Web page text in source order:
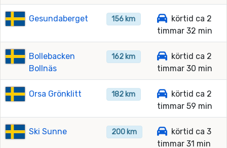
Gesundaberget 156 km
körtid ca 2
timmar 32 min
Bollebacken
Bollnäs
162 km
körtid ca 2
timmar 30 min
Orsa Grönklitt 182 km
körtid ca 2
timmar 59 min
Ski Sunne 200 km
körtid ca 3
timmar 31 min